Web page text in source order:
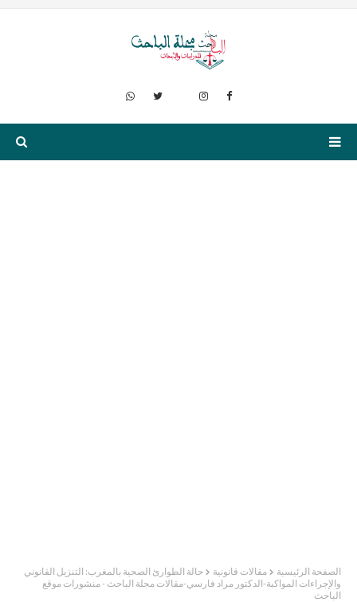
الصفحة الرئيسية مقالات قانونية
حالة الطوارئ الصحية بالمغرب: التنزيل القانوني
والإجراءات المواكبة-الدكتور مراد فارسي-مقالات مجلة الباحث - منشورات موقع
الباحث